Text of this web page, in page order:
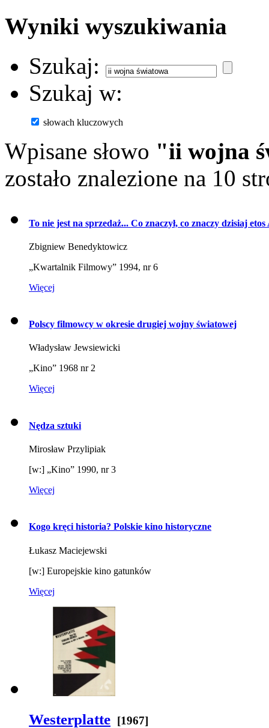
Wyniki wyszukiwania
Szukaj:
Szukaj w:
słowach kluczowych
Wpisane słowo "ii wojna
zostało znalezione na 10
To nie jest na sprzedaż... Co znaczył, co znaczy dzisiaj
Zbigniew Benedyktowicz
„Kwartalnik Filmowy” 1994, nr 6
Więcej
Polscy filmowcy w okresie drugiej wojny światowej
Władysław Jewsiewicki
„Kino” 1968 nr 2
Więcej
Nędza sztuki
Mirosław Przylipiak
[w:] „Kino” 1990, nr 3
Więcej
Kogo kręci historia? Polskie kino historyczne
Łukasz Maciejewski
[w:] Europejskie kino gatunków
Więcej
Westerplatte [1967]